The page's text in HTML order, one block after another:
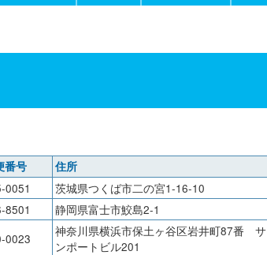
番号 住所
0051 茨城県つくば市二の宮1-16-10
8501 静岡県富士市鮫島2-1
0023
神奈川県横浜市保土ヶ谷区岩井町87番 サ
ンポートビル201